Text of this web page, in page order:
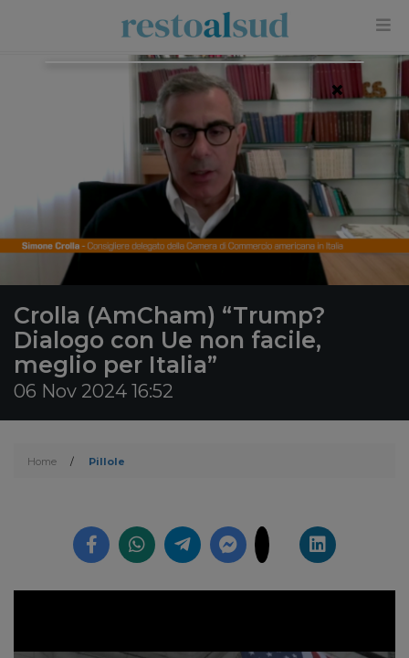
Crolla (AmCham) “Trump?
Dialogo con Ue non facile,
meglio per Italia”
06 Nov 2024 16:52
Home / Pillole
×